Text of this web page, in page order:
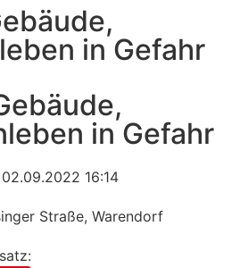
in Gefahr
in Gefahr
16:14
Straße, Warendorf